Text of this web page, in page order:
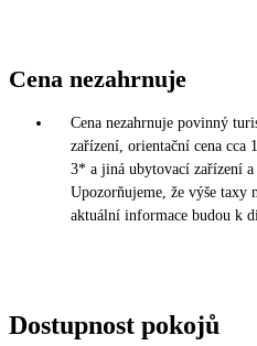
Cena nezahrnuje
Cena nezahrnuje povinný
zařízení, orientační cena cca
3* a jiná ubytovací zařízení
Upozorňujeme, že výše taxy
aktuální informace budou k
Dostupnost pokojů